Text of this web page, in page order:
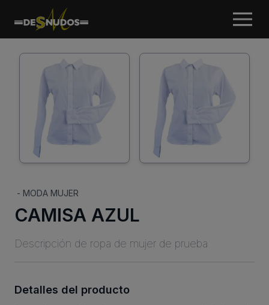
- MODA MUJER
CAMISA AZUL
Descripción de ropa de mujer de prueba
Detalles del producto